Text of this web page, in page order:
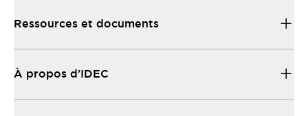
Ressources et documents
À propos d’IDEC